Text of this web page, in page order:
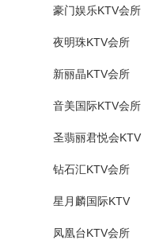
豪门娱乐KTV会所
夜明珠KTV会所
新丽晶KTV会所
音美国际KTV会所
圣翡丽君悦会KTV
钻石汇KTV会所
星月麟国际KTV
凤凰台KTV会所